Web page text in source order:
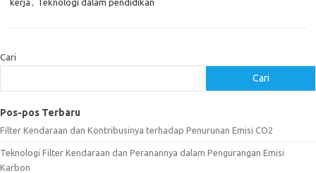
kerja , Teknologi dalam pendidikan
Cari
Cari
Pos-pos Terbaru
Filter Kendaraan dan Kontribusinya terhadap Penurunan Emisi CO2
Teknologi Filter Kendaraan dan Peranannya dalam Pengurangan Emisi
Karbon